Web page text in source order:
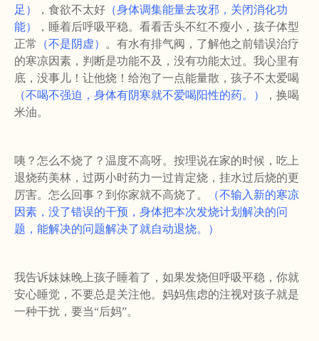
足）
，食欲不太好 （身体调集能量去攻邪，关闭消化功
能）
，睡着后呼吸平稳。看看舌头不红不瘦小，孩子体型
正常
（不是阴虚）
。有水有排气阀，了解他之前错误治疗
的寒凉因素，判断是功能不及，没有功能太过。我心里有
底，没事儿！让他烧！给泡了一点能量散，孩子不太爱喝
（不喝不强迫，身体有阴寒就不爱喝阳性的药。）
，换喝
米油。
咦？怎么不烧了？温度不高呀。按理说在家的时候，吃上
退烧药美林，过两小时药力一过肯定烧，挂水过后烧的更
厉害。怎么回事？到你家就不高烧了。
（不输入新的寒凉
因素，没了错误的干预，身体把本次发烧计划解决的问
题，能解决的问题解决了就自动退烧。）
我告诉妹妹晚上孩子睡着了，如果发烧但呼吸平稳，你就
安心睡觉，不要总是关注他。妈妈焦虑的注视对孩子就是
一种干扰，要当“后妈”。